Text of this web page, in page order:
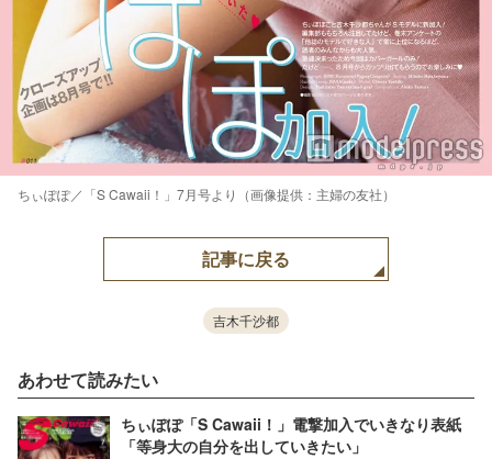
ちぃぽぽ／「S Cawaii！」7月号より（画像提供：主婦の友社）
記事に戻る
吉木千沙都
あわせて読みたい
ちぃぽぽ「S Cawaii！」電撃加入でいきなり表紙
「等身大の自分を出していきたい」